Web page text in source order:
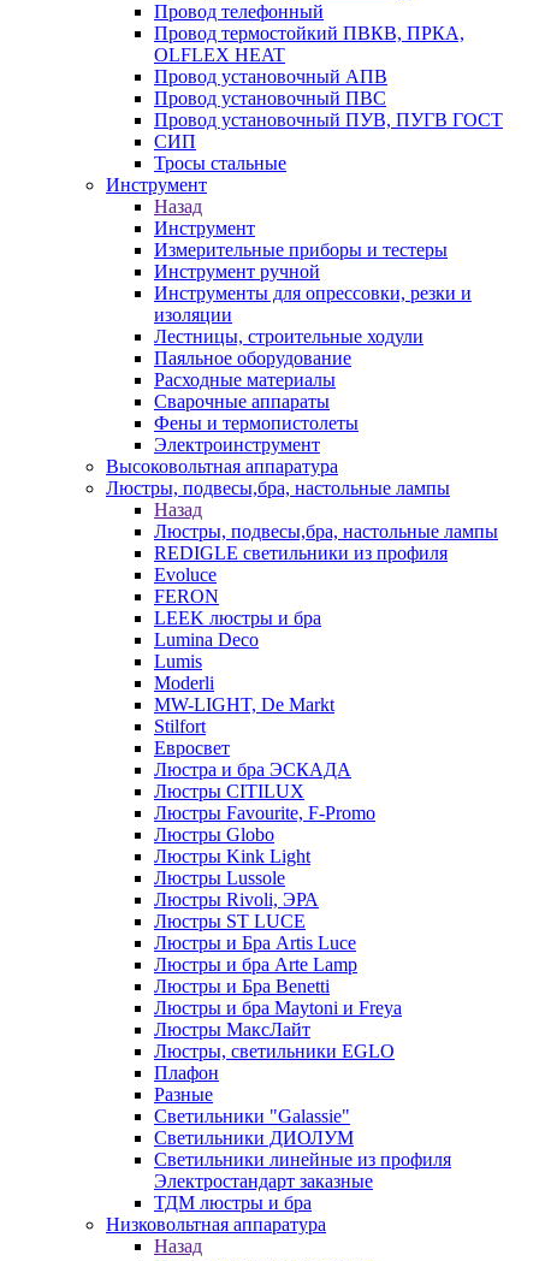
Провод телефонный
Провод термостойкий ПВКВ, ПРКА,
OLFLEX HEAT
Провод установочный АПВ
Провод установочный ПВС
Провод установочный ПУВ, ПУГВ ГОСТ
СИП
Тросы стальные
Инструмент
Назад
Инструмент
Измерительные приборы и тестеры
Инструмент ручной
Инструменты для опрессовки, резки и
изоляции
Лестницы, строительные ходули
Паяльное оборудование
Расходные материалы
Сварочные аппараты
Фены и термопистолеты
Электроинструмент
Высоковольтная аппаратура
Люстры, подвесы,бра, настольные лампы
Назад
Люстры, подвесы,бра, настольные лампы
REDIGLE светильники из профиля
Evoluce
FERON
LEEK люстры и бра
Lumina Deco
Lumis
Moderli
MW-LIGHT, De Markt
Stilfort
Евросвет
Люстра и бра ЭСКАДА
Люстры CITILUX
Люстры Favourite, F-Promo
Люстры Globo
Люстры Kink Light
Люстры Lussole
Люстры Rivoli, ЭРА
Люстры ST LUCE
Люстры и Бра Artis Luce
Люстры и бра Arte Lamp
Люстры и Бра Benetti
Люстры и бра Maytoni и Freya
Люстры МаксЛайт
Люстры, светильники EGLO
Плафон
Разные
Светильники "Galassie"
Светильники ДИОЛУМ
Светильники линейные из профиля
Электростандарт заказные
ТДМ люстры и бра
Низковольтная аппаратура
Назад